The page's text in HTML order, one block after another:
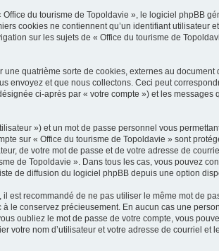
du tourisme de Topoldavie », le logiciel phpBB
cookies ne contiennent qu’un identifiant utilisateur
sur les sujets de « Office du tourisme de
quatrième sorte de cookies, externes au
envoyez et que nous collectons. Ceci peut
ci-après par « votre compte ») et les
») et un mot de passe personnel vous
sur « Office du tourisme de Topoldavie » sont
de votre mot de passe et de votre adresse de
de Topoldavie ». Dans tous les cas, vous pouvez
de diffusion du logiciel phpBB depuis une option
recommandé de ne pas utiliser le même mot de
le conservez précieusement. En aucun cas une
oubliez le mot de passe de votre compte, vous
nom d’utilisateur et votre adresse de courriel et